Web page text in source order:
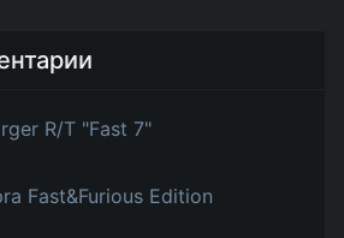
R/T "Fast 7"
Fast&Furious Edition